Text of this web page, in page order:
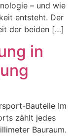
– und wie
entsteht. Der
der beiden […]
in
Bauteile Im
zählt jedes
Bauraum.